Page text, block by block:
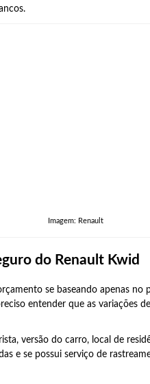
Imagem: Renault
do Renault Kwid
se baseando apenas no
entender que as variações
versão do carro, local de
e se possui serviço de